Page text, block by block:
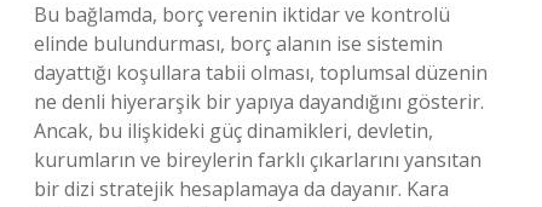
Bu bağlamda, borç verenin iktidar ve kontrolü
elinde bulundurması, borç alanın ise sistemin
dayattığı koşullara tabii olması, toplumsal düzenin
ne denli hiyerarşik bir yapıya dayandığını gösterir.
Ancak, bu ilişkideki güç dinamikleri, devletin,
kurumların ve bireylerin farklı çıkarlarını yansıtan
bir dizi stratejik hesaplamaya da dayanır. Kara